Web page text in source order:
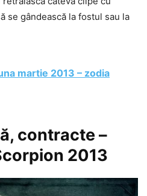
se gândească la fostul sau la
martie 2013 – zodia
contracte –
2013